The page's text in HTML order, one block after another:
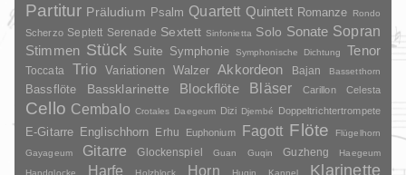
Partitur Präludium Psalm Quartett Quintett Romanze Rondo
Scherzo Septett Serenade Sextett Sinfonietta Solo Sonate Sopran
Stimmen Stück Suite Symphonie Symphonische Dichtung Tenor
Toccata Trio Variationen Walzer Akkordeon Bajan Bassetthorn
Bassflöte Bassklarinette Blockflöte Bläser Carillon Celesta
Cello Cembalo Crotales Daegeum Dizi Djembé Doppeltrichtertrompete
E-Gitarre Englischhorn Erhu Euphonium Fagott Flöte
Flügelhorn
Gayageum
Gitarre Glockenspiel Guan Guqin Guzheng
Haegeum
Handglocke
Harfe Holzblock Horn Huqin Kannel Klarinette